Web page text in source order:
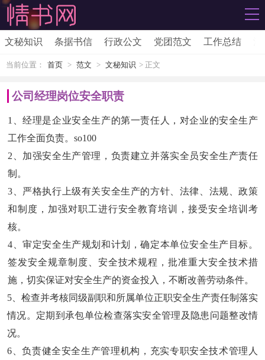
文秘知识 条据书信 行政公文 党团范文 工作总结
当前位置： 首页 > 范文 > 文秘知识 > 正文
公司经理岗位安全职责
1、经理是企业安全生产的第一责任人，对企业的安全生产
工作全面负责。so100
2、加强安全生产管理，负责建立并落实全员安全生产责任
制。
3、严格执行上级有关安全生产的方针、法律、法规、政策
和制度，加强对职工进行安全教育培训，接受安全培训考
核。
4、审定安全生产规划和计划，确定本单位安全生产目标。
签发安全规章制度、安全技术规程，批准重大安全技术措
施，切实保证对安全生产的资金投入，不断改善劳动条件。
5、检查并考核同级副职和所属单位正职安全生产责任制落实
情况。定期到承包单位检查落实安全管理及隐患问题整改情
况。
6、负责健全安全生产管理机构，充实专职安全技术管理人